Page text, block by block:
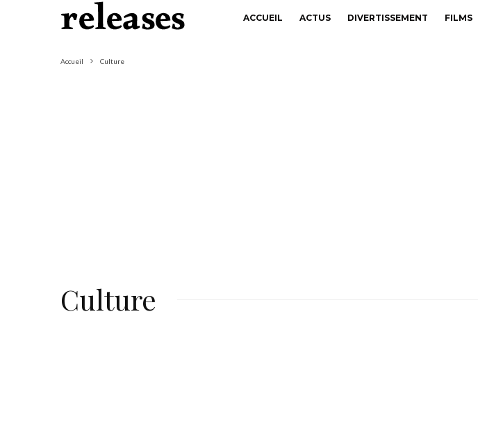
ACCUEIL ACTUS DIVERTISSEMENT FILMS
Accueil Culture
Culture